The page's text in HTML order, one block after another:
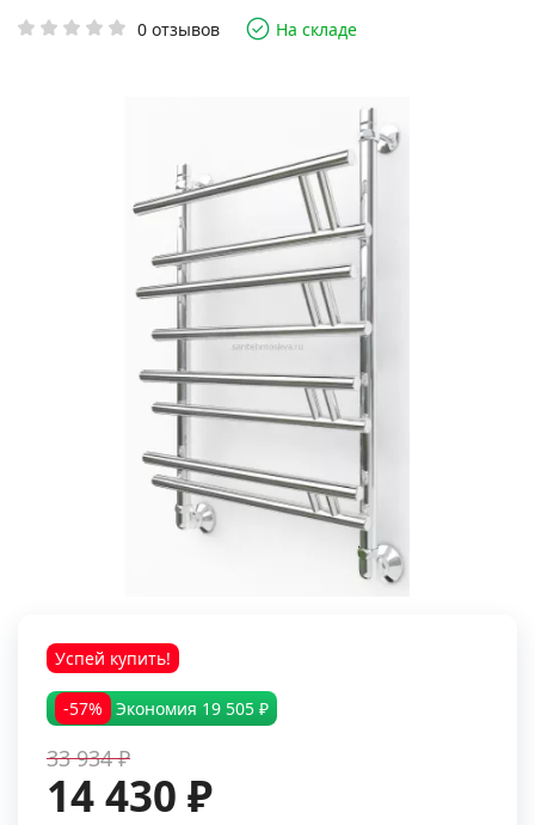
0 отзывов На складе
Успей купить!
-57% Экономия 19 505 ₽
33 934 ₽
14 430 ₽